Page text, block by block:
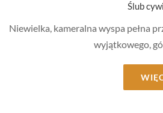
Ślub
Niewielka, kameralna wyspa pełna
wyjątkowego,